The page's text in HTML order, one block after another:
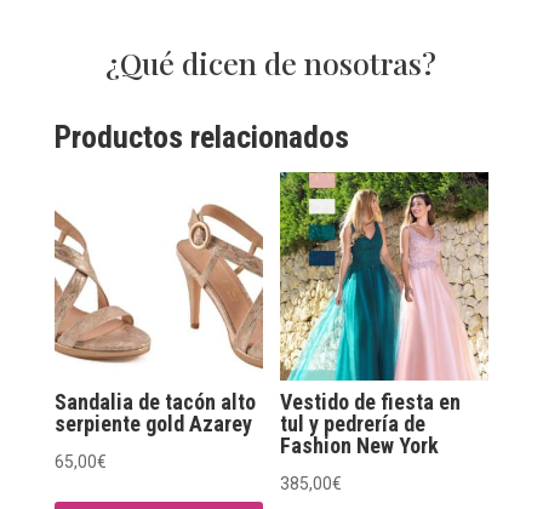
¿Qué dicen de nosotras?
Productos relacionados
Sandalia de tacón alto
serpiente gold Azarey
65,00€
Este
Vestido de fiesta en
tul y pedrería de
Fashion New York
385,00€